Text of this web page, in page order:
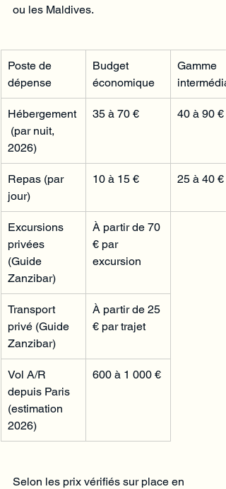
ou les Maldives.
Poste de
dépense
Budget
économique
Gamme
Hébergement
(par nuit,
2026)
35 à 70 € 40 à 90 €
Repas (par
jour)
10 à 15 € 25 à 40 €
Excursions
privées
(Guide
Zanzibar)
À partir de 70
€ par
excursion
Transport
privé (Guide
Zanzibar)
À partir de 25
€ par trajet
Vol A/R
depuis Paris
(estimation
2026)
600 à 1 000 €
Selon les prix vérifiés sur place en